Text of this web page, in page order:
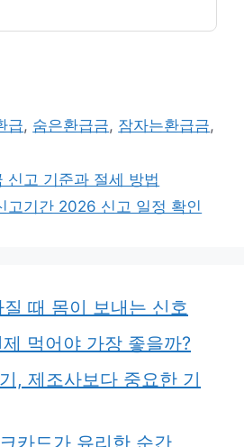
급, 숨은환급금, 잠자는환급금,
신고 기준과 절세 방법
고기간 2026 신고 일정 확인
때 몸이 보내는 신호
먹어야 가장 좋을까?
, 제조사보다 중요한 기
카드가 유리한 순간